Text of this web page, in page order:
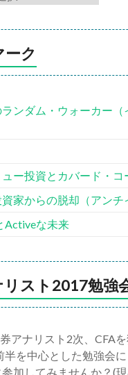
ク
ンダム・ウォーカー（
ー投資とカバード・コ
家からの脱却（アンチ
Activeな未来
スト2017勉強
アナリスト2次、CFA
半を中心とした勉強会
加してみませんか？(